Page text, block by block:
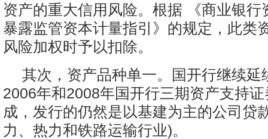
资产的重大信用风险。根据 《商业银行
暴露监管资本计量指引》的规定，此类
风险加权时予以扣除。
其次，资产品种单一。国开行继续延
2006年和2008年国开行三期资产支持
成，发行的仍然是以基建为主的公司贷
力、热力和铁路运输行业)。